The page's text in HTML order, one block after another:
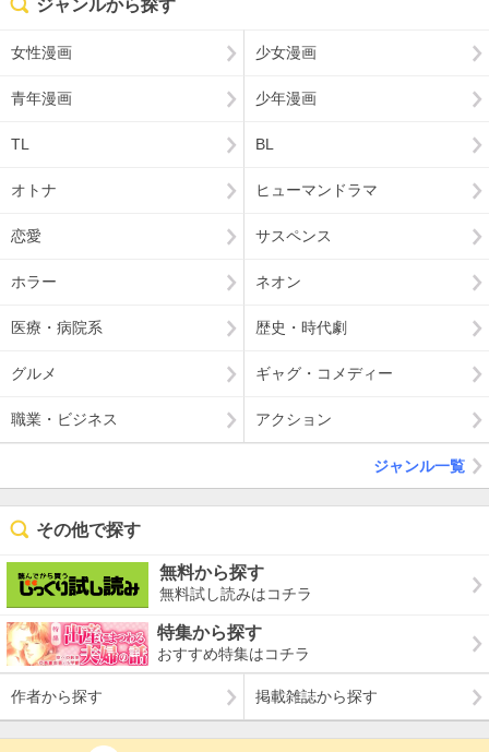
ジャンルから探す
女性漫画 少女漫画
青年漫画 少年漫画
TL BL
オトナ ヒューマンドラマ
恋愛 サスペンス
ホラー ネオン
医療・病院系 歴史・時代劇
グルメ ギャグ・コメディー
職業・ビジネス アクション
ジャンル一覧
その他で探す
無料から探す
無料試し読みはコチラ
特集から探す
おすすめ特集はコチラ
作者から探す 掲載雑誌から探す